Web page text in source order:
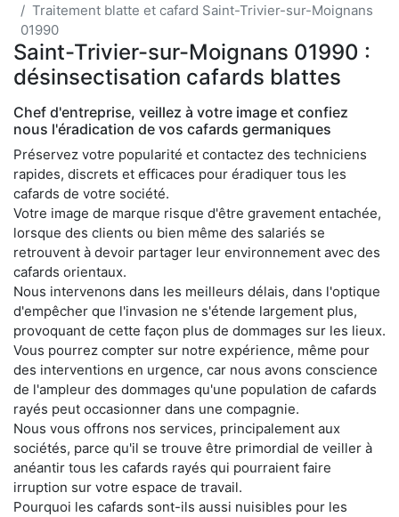
Traitement blatte et cafard Saint-Trivier-sur-Moignans
01990
Saint-Trivier-sur-Moignans 01990 :
désinsectisation cafards blattes
Chef d'entreprise, veillez à votre image et confiez
nous l'éradication de vos cafards germaniques
Préservez votre popularité et contactez des techniciens
rapides, discrets et efficaces pour éradiquer tous les
cafards de votre société.
Votre image de marque risque d'être gravement entachée,
lorsque des clients ou bien même des salariés se
retrouvent à devoir partager leur environnement avec des
cafards orientaux.
Nous intervenons dans les meilleurs délais, dans l'optique
d'empêcher que l'invasion ne s'étende largement plus,
provoquant de cette façon plus de dommages sur les lieux.
Vous pourrez compter sur notre expérience, même pour
des interventions en urgence, car nous avons conscience
de l'ampleur des dommages qu'une population de cafards
rayés peut occasionner dans une compagnie.
Nous vous offrons nos services, principalement aux
sociétés, parce qu'il se trouve être primordial de veiller à
anéantir tous les cafards rayés qui pourraient faire
irruption sur votre espace de travail.
Pourquoi les cafards sont-ils aussi nuisibles pour les